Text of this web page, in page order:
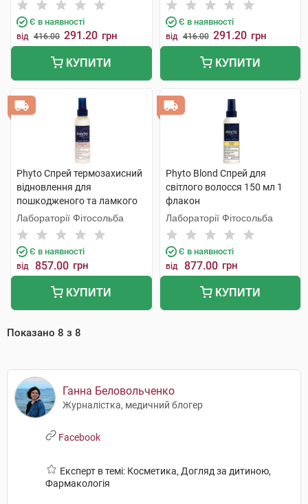
Є в наявності
від 416.00 291.20 грн
КУПИТИ
Є в наявності
від 416.00 291.20 грн
КУПИТИ
Phyto Спрей термозахисний
відновлення для
пошкодженого та ламкого
волосся 150 мл 1 флакон
Лабораторії Фітосольба
Є в наявності
від 857.00 грн
КУПИТИ
Phyto Blond Спрей для
світлого волосся 150 мл 1
флакон
Лабораторії Фітосольба
Є в наявності
від 877.00 грн
КУПИТИ
Показано 8 з 8
Ганна Беловольченко
Журналістка, медичний блогер
Facebook
Експерт в темі: Косметика, Догляд за дитиною,
Фармакологія